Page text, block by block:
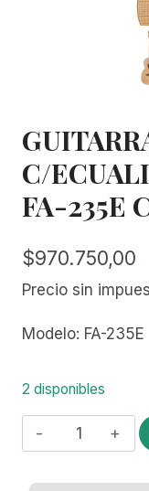
C/
FA-235E
$970.750,00
Precio sin
Modelo: FA-235E
2 disponibles
GUITARRA
ACUSTICA